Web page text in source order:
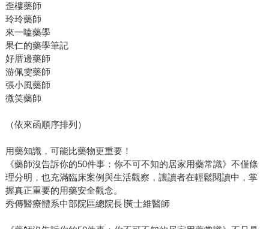
歪樓藥師
玲玲藥師
來一嗑藥學
果仁的藥學筆記
好厝邊藥師
游佩雯藥師
張小風藥師
微笑藥師
（依來函順序排列）
用藥知識，可能比藥物更重要！
《藥師沒告訴你的50件事：你不可不知的居家用藥常識》不僅條
理分明，也充滿臨床案例與生活觀察，讓讀者在輕鬆閱讀中，掌
握真正重要的用藥安全觀念。
秀傳醫療體系中部院區總院長∣黃士維醫師